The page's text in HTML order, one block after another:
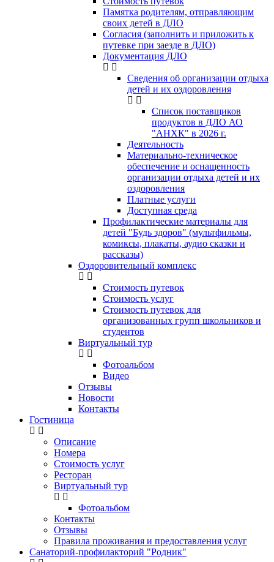
Памятка родителям, отправляющим
своих детей в ДЛО
Согласия (заполнить и приложить к
путевке при заезде в ДЛО)
Документация ДЛО
Сведения об организации отдыха
детей и их оздоровления
Список поставщиков
продуктов в ДЛО АО
"АНХК" в 2026 г.
Деятельность
Материально-техническое
обеспечение и оснащенность
организации отдыха детей и их
оздоровления
Платные услуги
Доступная среда
Профилактические материалы для
детей "Будь здоров" (мультфильмы,
комиксы, плакаты, аудио сказки и
рассказы)
Оздоровительный комплекс
Стоимость путевок
Стоимость услуг
Стоимость путевок для
организованных групп школьников и
студентов
Виртуальный тур
Фотоальбом
Видео
Отзывы
Новости
Контакты
Гостиница
Описание
Номера
Стоимость услуг
Ресторан
Виртуальный тур
Фотоальбом
Контакты
Отзывы
Правила проживания и предоставления услуг
Санаторий-профилакторий "Родник"